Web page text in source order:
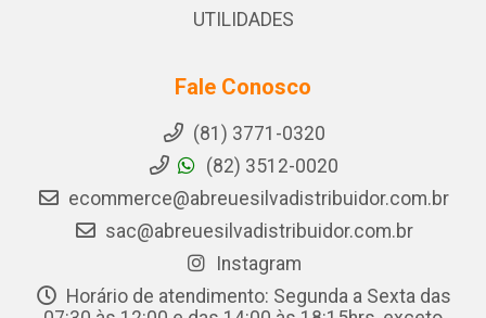
UTILIDADES
Fale Conosco
(81) 3771-0320
(82) 3512-0020
ecommerce@abreuesilvadistribuidor.com.br
sac@abreuesilvadistribuidor.com.br
Instagram
Horário de atendimento: Segunda a Sexta das